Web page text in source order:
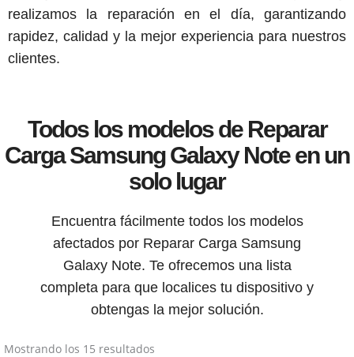
realizamos la reparación en el día, garantizando
rapidez, calidad y la mejor experiencia para nuestros
clientes.
Todos los modelos de Reparar
Carga Samsung Galaxy Note en un
solo lugar
Encuentra fácilmente todos los modelos
afectados por Reparar Carga Samsung
Galaxy Note. Te ofrecemos una lista
completa para que localices tu dispositivo y
obtengas la mejor solución.
Mostrando los 15 resultados